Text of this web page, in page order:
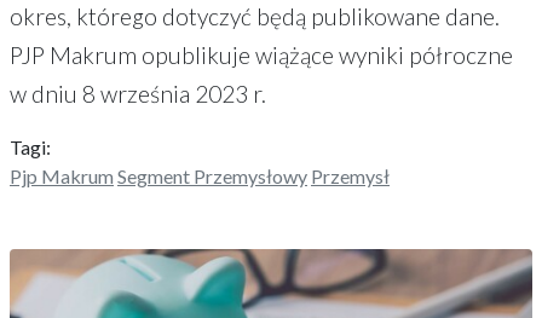
okres, którego dotyczyć będą publikowane dane.
PJP Makrum opublikuje wiążące wyniki półroczne
w dniu 8 września 2023 r.
Tagi:
Pjp Makrum Segment Przemysłowy Przemysł